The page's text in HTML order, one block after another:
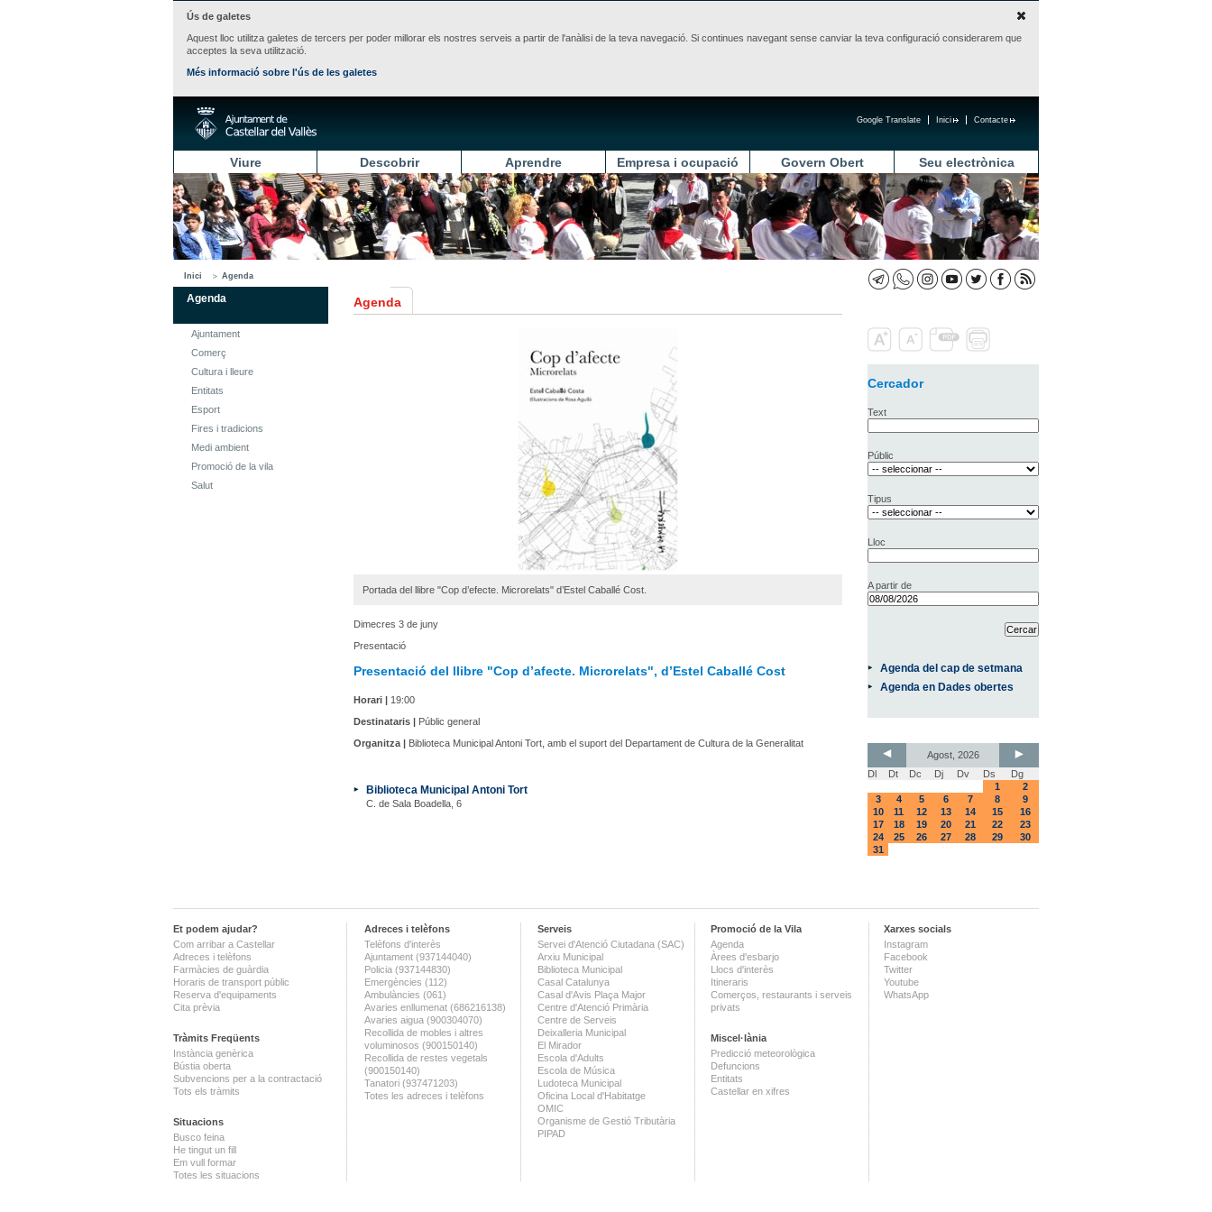
Ús de galetes
Aquest lloc utilitza galetes de tercers per poder millorar els nostres serveis a partir de l'anàlisi de la teva navegació. Si continues navegant sense canviar la teva configuració considerarem que
acceptes la seva utilització.
Més informació sobre l'ús de les galetes
Contacte
Inici
Google Translate
Viure Descobrir Aprendre Empresa i ocupació Govern Obert Seu electrònica
Inici Agenda
Agenda
Ajuntament
Comerç
Cultura i lleure
Entitats
Esport
Fires i tradicions
Medi ambient
Promoció de la vila
Salut
Agenda
Portada del llibre "Cop d’efecte. Microrelats" d’Estel Caballé Cost.
Dimecres 3 de juny
Presentació
Presentació del llibre "Cop d’afecte. Microrelats", d’Estel Caballé Cost
Horari | 19:00
Destinataris | Públic general
Organitza | Biblioteca Municipal Antoni Tort, amb el suport del Departament de Cultura de la Generalitat
Biblioteca Municipal Antoni Tort
C. de Sala Boadella, 6
Cercador
Text
Públic
Tipus
Lloc
A partir de
Agenda del cap de setmana
Agenda en Dades obertes
Agost, 2026
Dl
Dt Dc Dj Dv Ds
Dg
1
2
3
4 5 6 7 8
9
10
11 12 13 14 15
16
17
18 19 20 21 22
23
24
25 26 27 28 29
30
31
Et podem ajudar?
Com arribar a Castellar
Adreces i telèfons
Farmàcies de guàrdia
Horaris de transport públic
Reserva d'equipaments
Cita prèvia
Tràmits Freqüents
Instància genèrica
Bústia oberta
Subvencions per a la contractació
Tots els tràmits
Situacions
Busco feina
He tingut un fill
Em vull formar
Totes les situacions
Adreces i telèfons
Telèfons d'interès
Ajuntament (937144040)
Policia (937144830)
Emergències (112)
Ambulàncies (061)
Avaries enllumenat (686216138)
Avaries aigua (900304070)
Recollida de mobles i altres
voluminosos (900150140)
Recollida de restes vegetals
(900150140)
Tanatori (937471203)
Totes les adreces i telèfons
Serveis
Servei d'Atenció Ciutadana (SAC)
Arxiu Municipal
Biblioteca Municipal
Casal Catalunya
Casal d'Avis Plaça Major
Centre d'Atenció Primària
Centre de Serveis
Deixalleria Municipal
El Mirador
Escola d'Adults
Escola de Música
Ludoteca Municipal
Oficina Local d'Habitatge
OMIC
Organisme de Gestió Tributària
PIPAD
Promoció de la Vila
Agenda
Àrees d'esbarjo
Llocs d'interès
Itineraris
Comerços, restaurants i serveis
privats
Miscel·lània
Predicció meteorològica
Defuncions
Entitats
Castellar en xifres
Xarxes socials
Instagram
Facebook
Twitter
Youtube
WhatsApp